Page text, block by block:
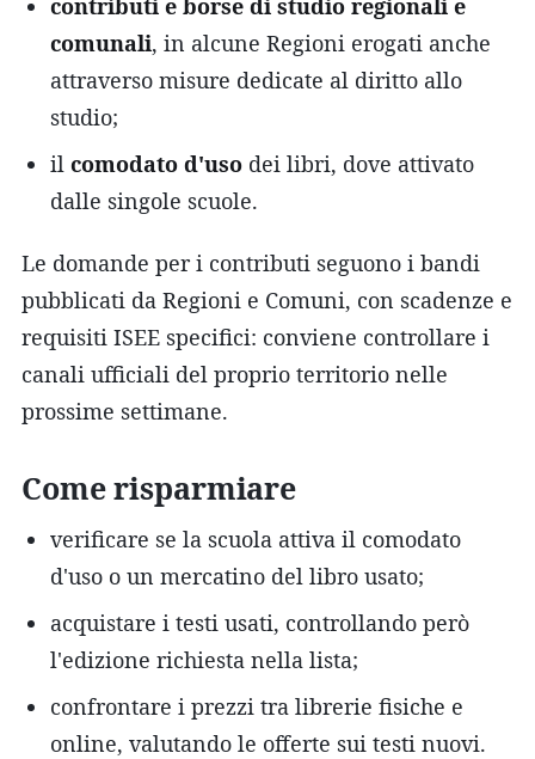
contributi e borse di studio regionali e
comunali, in alcune Regioni erogati anche
attraverso misure dedicate al diritto allo
studio;
il comodato d'uso dei libri, dove attivato
dalle singole scuole.
Le domande per i contributi seguono i bandi
pubblicati da Regioni e Comuni, con scadenze e
requisiti ISEE specifici: conviene controllare i
canali ufficiali del proprio territorio nelle
prossime settimane.
Come risparmiare
verificare se la scuola attiva il comodato
d'uso o un mercatino del libro usato;
acquistare i testi usati, controllando però
l'edizione richiesta nella lista;
confrontare i prezzi tra librerie fisiche e
online, valutando le offerte sui testi nuovi.